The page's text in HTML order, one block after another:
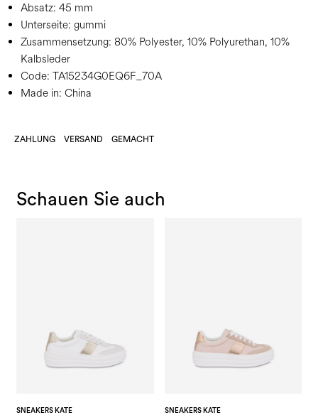
Absatz: 45 mm
Unterseite: gummi
Zusammensetzung: 80% Polyester, 10% Polyurethan, 10%
Kalbsleder
Code: TA15234G0EQ6F_70A
Made in: China
ZAHLUNG VERSAND GEMACHT
Schauen Sie auch
SNEAKERS KATE SNEAKERS KATE